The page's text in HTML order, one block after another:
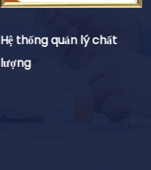
Hệ thống quản lý chất
lượng